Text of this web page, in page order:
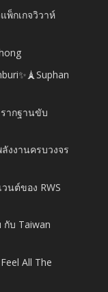
พ็กเกจวิวาห์
ากฐานขับ
งงานครบวงจร
วนต์ของ RWS
บ Taiwan
All The